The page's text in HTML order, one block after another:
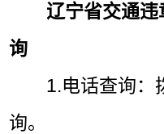
辽宁省交通
询
1.电话查询：
询。